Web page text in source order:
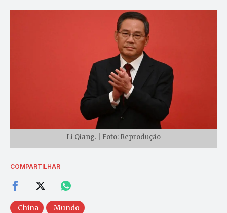
Li Qiang. | Foto: Reprodução
COMPARTILHAR
China Mundo